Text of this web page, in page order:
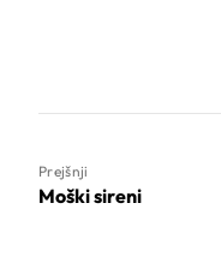
Prejšnji
Moški sireni